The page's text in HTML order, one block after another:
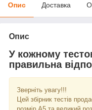
Опис Доставка
Опис
У кожному
правильна
Зверніть увагу!!!
Цей збірник тестів